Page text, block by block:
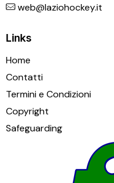
web@laziohockey.it
Links
Home
Contatti
Termini e Condizioni
Copyright
Safeguarding